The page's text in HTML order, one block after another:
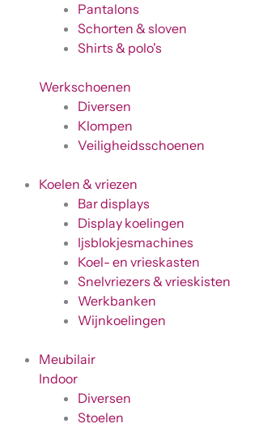
Pantalons
Schorten & sloven
Shirts & polo's
Werkschoenen
Diversen
Klompen
Veiligheidsschoenen
Koelen & vriezen
Bar displays
Display koelingen
Ijsblokjesmachines
Koel- en vrieskasten
Snelvriezers & vrieskisten
Werkbanken
Wijnkoelingen
Meubilair
Indoor
Diversen
Stoelen